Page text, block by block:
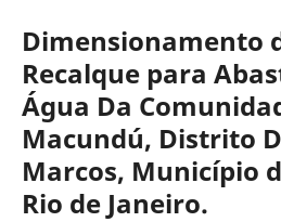
Dimensionamento
Recalque para
Água Da
Macundú, Distrito
Marcos, Município
Rio de Janeiro.